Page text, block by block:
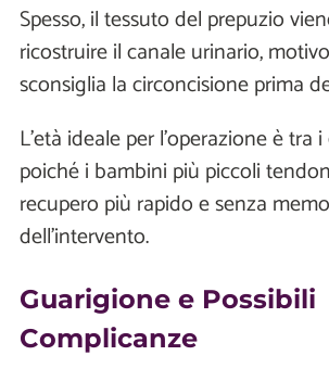
Spesso, il tessuto del prepuzio
ricostruire il canale urinario,
sconsiglia la circoncisione prima
L’età ideale per l’operazione è tra
poiché i bambini più piccoli
recupero più rapido e senza
dell'intervento.
Guarigione e Possibili
Complicanze